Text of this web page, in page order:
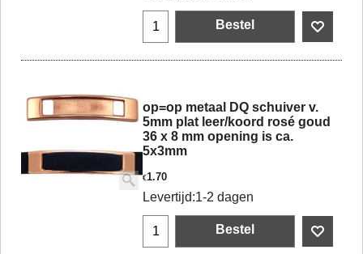
Bestel
op=op metaal DQ schuiver v.
5mm plat leer/koord rosé goud
36 x 8 mm opening is ca.
5x3mm
€1.70
Levertijd:1-2 dagen
Bestel